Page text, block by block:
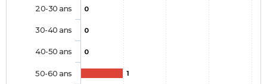
0
0
0
1
20-30 ans
30-40 ans
40-50 ans
50-60 ans